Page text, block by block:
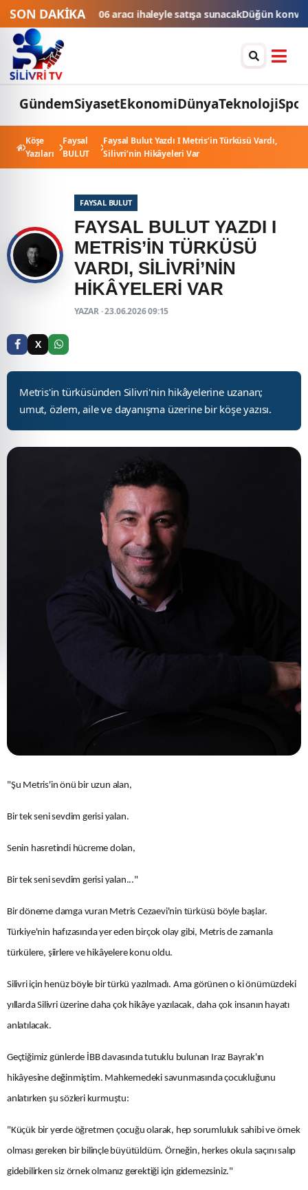
SON DAKİKA
106 aracı ihaleyle satışa sunacakDüğün konvoyuna ağır fatura:
GündemSiyasetEkonomiDünyaTeknolojiSpor
Köşe
Yazıları
Faysal
BULUT
Faysal Bulut Yazdı I Metris’in Türküsü Vardı,
Silivri’nin Hikâyeleri Var
FAYSAL BULUT
FAYSAL BULUT YAZDI I
METRIS’IN TÜRKÜSÜ
VARDI, SILIVRI’NIN
HIKÂYELERI VAR
YAZAR · 23.06.2026 09:15
X
Metris'in türküsünden Silivri'nin hikâyelerine uzanan;
umut, özlem, aile ve dayanışma üzerine bir köşe yazısı.
"Şu Metris'in önü bir uzun alan,
Bir tek seni sevdim gerisi yalan.
Senin hasretindi hücreme dolan,
Bir tek seni sevdim gerisi yalan..."
Bir döneme damga vuran Metris Cezaevi'nin türküsü böyle başlar.
Türkiye'nin hafızasında yer eden birçok olay gibi, Metris de zamanla
türkülere, şiirlere ve hikâyelere konu oldu.
Silivri için henüz böyle bir türkü yazılmadı. Ama görünen o ki önümüzdeki
yıllarda Silivri üzerine daha çok hikâye yazılacak, daha çok insanın hayatı
anlatılacak.
Geçtiğimiz günlerde İBB davasında tutuklu bulunan Iraz Bayrak'ın
hikâyesine değinmiştim. Mahkemedeki savunmasında çocukluğunu
anlatırken şu sözleri kurmuştu:
"Küçük bir yerde öğretmen çocuğu olarak, hep sorumluluk sahibi ve örnek
olması gereken bir bilinçle büyütüldüm. Örneğin, herkes okula saçını salıp
gidebilirken siz örnek olmanız gerektiği için gidemezsiniz."